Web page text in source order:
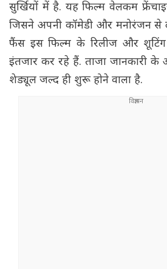
सुर्खियों में है. यह फिल्म वेलकम
जिसने अपनी कॉमेडी और मनोरंजन से
फैंस इस फिल्म के रिलीज और
इंतजार कर रहे हैं. ताजा जानकारी के
शेड्यूल जल्द ही शुरू होने वाला है.